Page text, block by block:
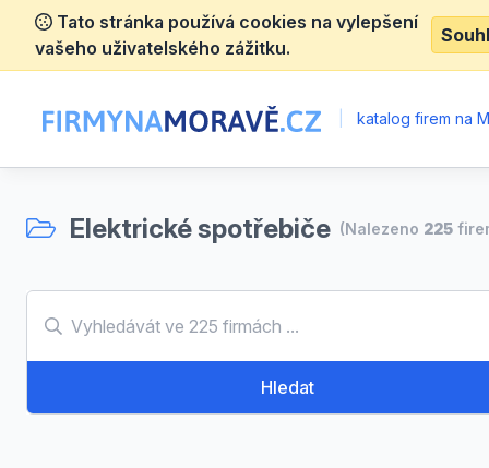
Tato stránka používá cookies na vylepšení
vašeho uživatelského zážitku.
katalog firem na
Elektrické spotřebiče (Nalezeno 225
Hledat